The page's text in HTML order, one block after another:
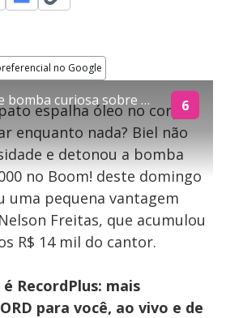
no Google
explore
bloqueado
que está tentando assisitr é de exibição
em território brasileiro :-(
Biel explode bomba curiosa sobre patos e vê R$ 2.000 irem para a equipe de Nelson Freitas 6
espalha óleo no corpo
enquanto nada? Biel não
e detonou a bomba
no Boom! deste domingo
uma pequena vantagem
Freitas, que acumulou
R$ 14 mil do cantor.
RecordPlus: mais
para você, ao vivo e de